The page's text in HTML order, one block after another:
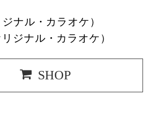
ナル・カラオケ）
ジナル・カラオケ）
SHOP